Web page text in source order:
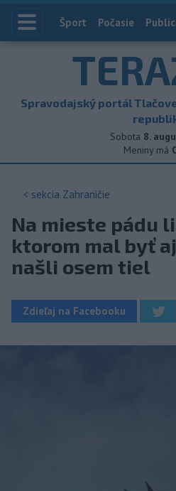
Index
Šport Počasie
Spravodajský portál
Sobota 8.
Meniny má
< sekcia Zahraničie
Na mieste pádu
ktorom mal byť
našli osem tiel
Zdieľaj na Facebooku